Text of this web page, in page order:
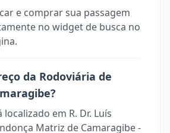
e comprar sua passagem
no widget de busca no
da Rodoviária de
em R. Dr. Luís
Matriz de Camaragibe -